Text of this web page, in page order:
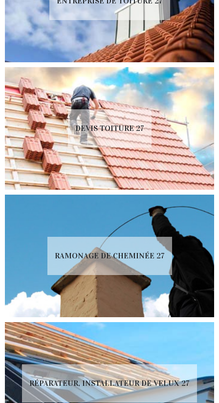
DEVIS TOITURE 27
RAMONAGE DE CHEMINÉE 27
RÉPARATEUR, INSTALLATEUR DE VELUX 27